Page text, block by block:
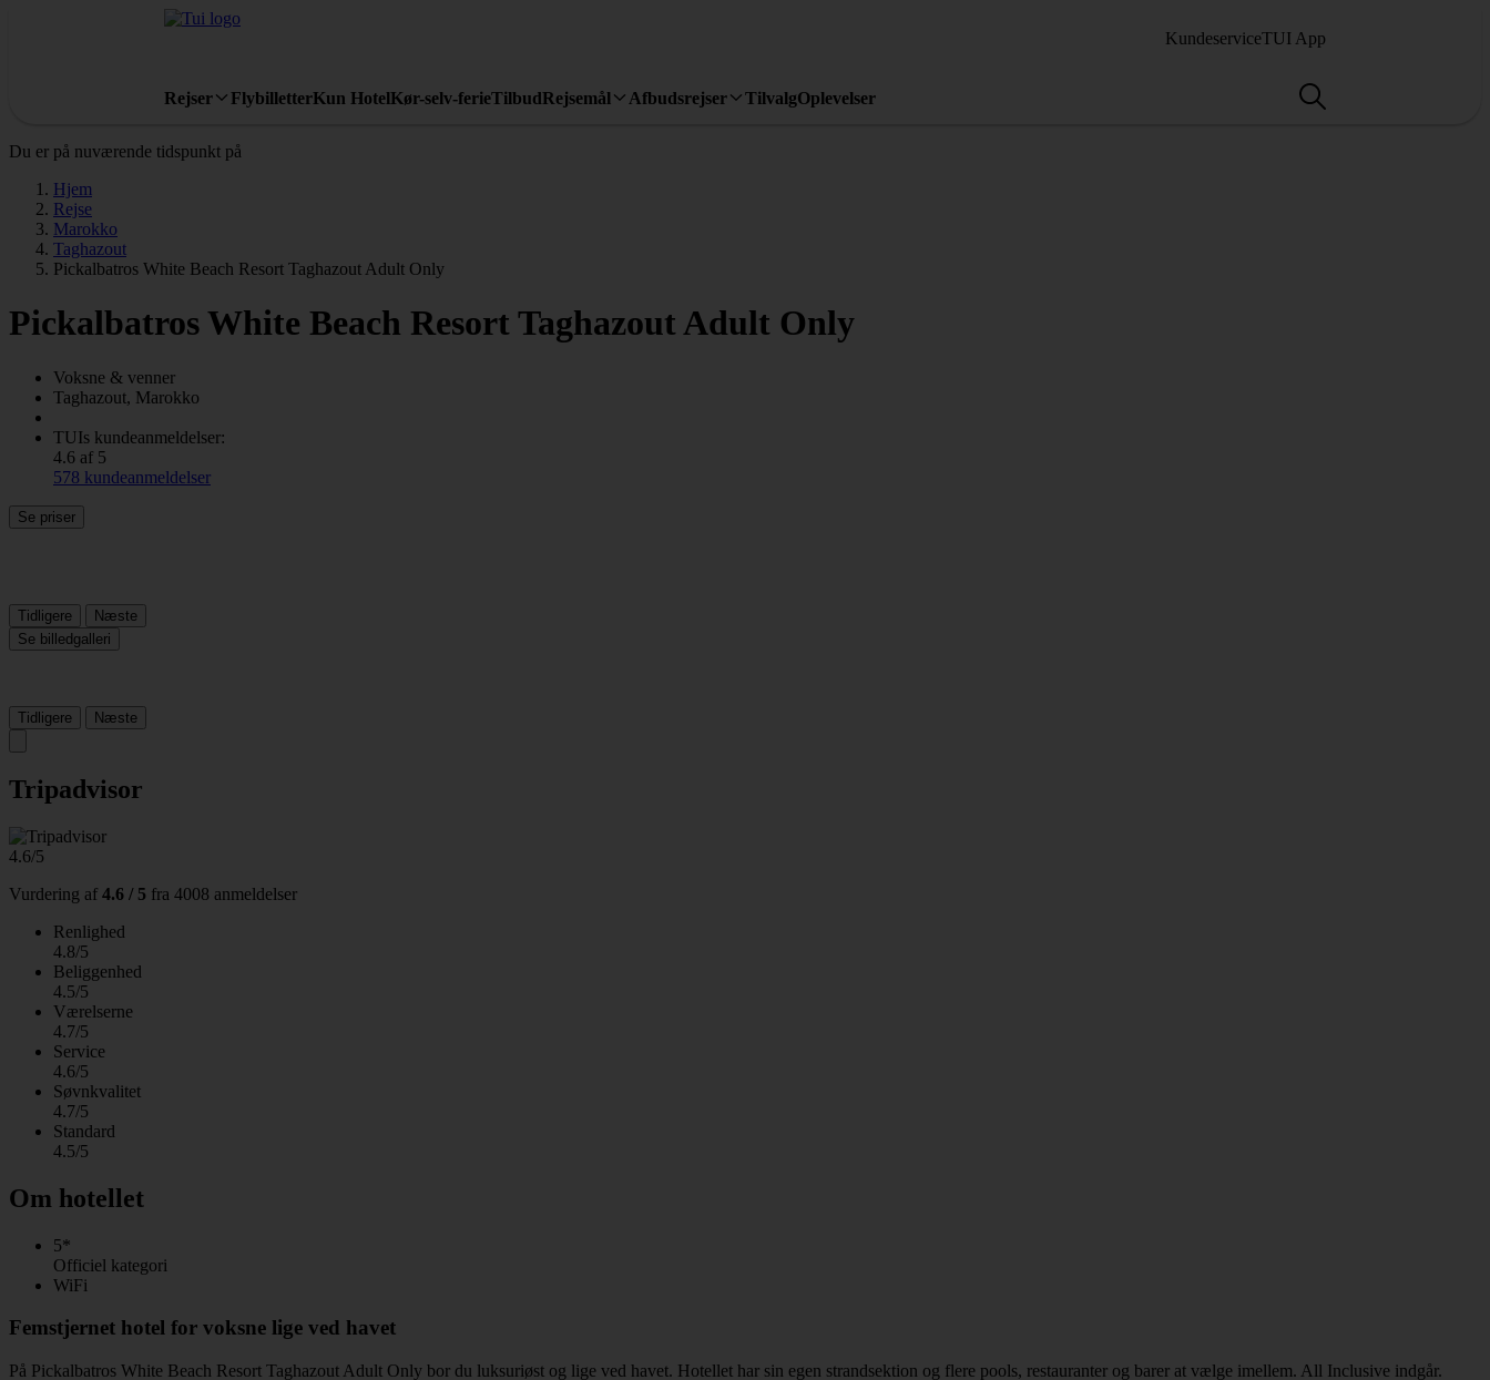
KundeserviceTUI App
Rejser FlybilletterKun HotelKør-selv-ferieTilbudRejsemål Afbudsrejser TilvalgOplevelser
Du er på nuværende tidspunkt på
Hjem
Rejse
Marokko
Taghazout
Pickalbatros White Beach Resort Taghazout Adult Only
Pickalbatros White Beach Resort Taghazout Adult Only
Voksne & venner
Taghazout, Marokko
TUIs kundeanmeldelser:
4.6 af 5
578 kundeanmeldelser
Se priser
Tidligere
Næste
Se billedgalleri
Tidligere Næste
Tripadvisor
4.6/5
Vurdering af 4.6 / 5 fra 4008 anmeldelser
Renlighed
4.8/5
Beliggenhed
4.5/5
Værelserne
4.7/5
Service
4.6/5
Søvnkvalitet
4.7/5
Standard
4.5/5
Om hotellet
5*
Officiel kategori
WiFi
Femstjernet hotel for voksne lige ved havet
På Pickalbatros White Beach Resort Taghazout Adult Only bor du luksuriøst og lige ved havet. Hotellet har sin egen strandsektion og flere pools, restauranter og barer at vælge imellem. All Inclusive indgår.